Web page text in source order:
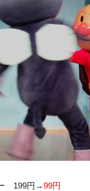
199円→99円